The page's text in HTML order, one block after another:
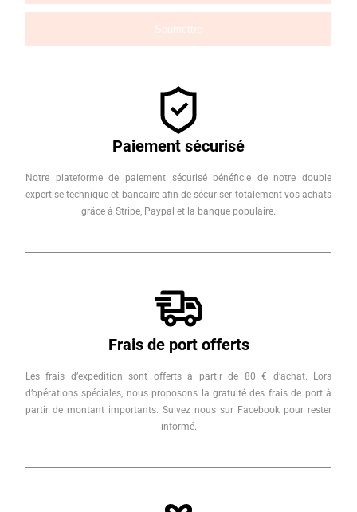
Paiement sécurisé
Notre plateforme de paiement sécurisé bénéficie de notre double
expertise technique et bancaire afin de sécuriser totalement vos achats
grâce à Stripe, Paypal et la banque populaire.
Frais de port offerts
Les frais d’expédition sont offerts à partir de 80 € d’achat. Lors
d’opérations spéciales, nous proposons la gratuité des frais de port à
partir de montant importants. Suivez nous sur Facebook pour rester
informé.